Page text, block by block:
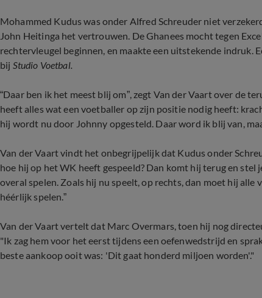
Mohammed Kudus was onder Alfred Schreuder niet
John Heitinga het vertrouwen. De Ghanees mocht tegen
rechtervleugel beginnen, en maakte een uitstekende indruk.
bij Studio Voetbal.
“Daar ben ik het meest blij om”, zegt Van der Vaart over de
heeft alles wat een voetballer op zijn positie nodig heeft:
hij wordt nu door Johnny opgesteld. Daar word ik blij van,
Van der Vaart vindt het onbegrijpelijk dat Kudus onder
hoe hij op het WK heeft gespeeld? Dan komt hij terug en
overal spelen. Zoals hij nu speelt, op rechts, dan moet hij
héérlijk spelen.”
Van der Vaart vertelt dat Marc Overmars, toen hij nog
"Ik zag hem voor het eerst tijdens een oefenwedstrijd en
beste aankoop ooit was: 'Dit gaat honderd miljoen worden'."